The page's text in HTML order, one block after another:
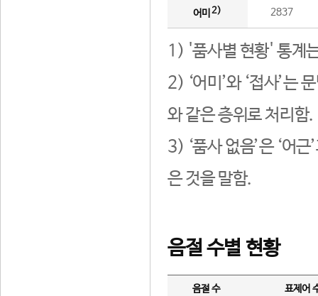
어미 2) 2837
1) '품사별 현황' 통계
2) ‘어미’와 ‘접사’는
와 같은 층위로 처리함.
3) ‘품사 없음’은 ‘어
은 것을 말함.
음절 수별 현황
음절 수 표제어